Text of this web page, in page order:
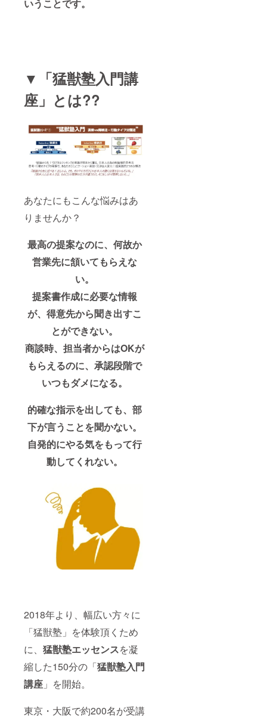
いうことです。
▼「猛獣塾入門講
座」とは??
あなたにもこんな悩みはあ
りませんか？
最高の提案なのに、何故か
営業先に頷いてもらえな
い。
提案書作成に必要な情報
が、得意先から聞き出すこ
とができない。
商談時、担当者からはOKが
もらえるのに、承認段階で
いつもダメになる。
的確な指示を出しても、部
下が言うことを聞かない。
自発的にやる気をもって行
動してくれない。
2018年より、幅広い方々に
「猛獣塾」を体験頂くため
に、 猛獣塾エッセンスを凝
縮した150分の「猛獣塾入門
講座 」を開始。
東京・大阪で約200名が受講